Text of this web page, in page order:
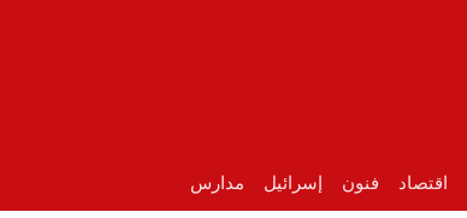
اقتصاد فنون إسرائيل مدارس